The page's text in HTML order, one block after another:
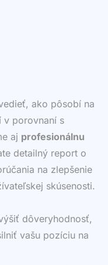
ako pôsobí na
v porovnaní s
aj profesionálnu
detailný report o
na zlepšenie
skúsenosti.
dôveryhodnosť,
vašu pozíciu na